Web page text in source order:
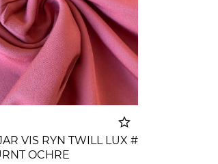
VIS RYN TWILL LUX #
OCHRE